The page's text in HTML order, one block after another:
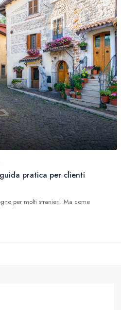
pratica per clienti
per molti stranieri. Ma come